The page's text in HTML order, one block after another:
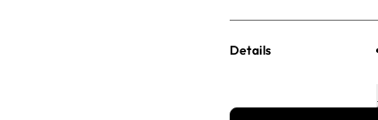
Details